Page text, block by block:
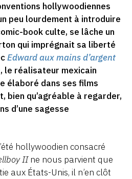
hollywoodiennes
peu lourdement à introduire
book culte, se lâche un
qui imprégnait sa liberté
Edward aux mains d’argent
, le réalisateur mexicain
élaboré dans ses films
bien qu’agréable à regarder,
d’une sagesse
hollywoodien consacré
IIne nous parvient que
aux États-Unis, il n’en clôt